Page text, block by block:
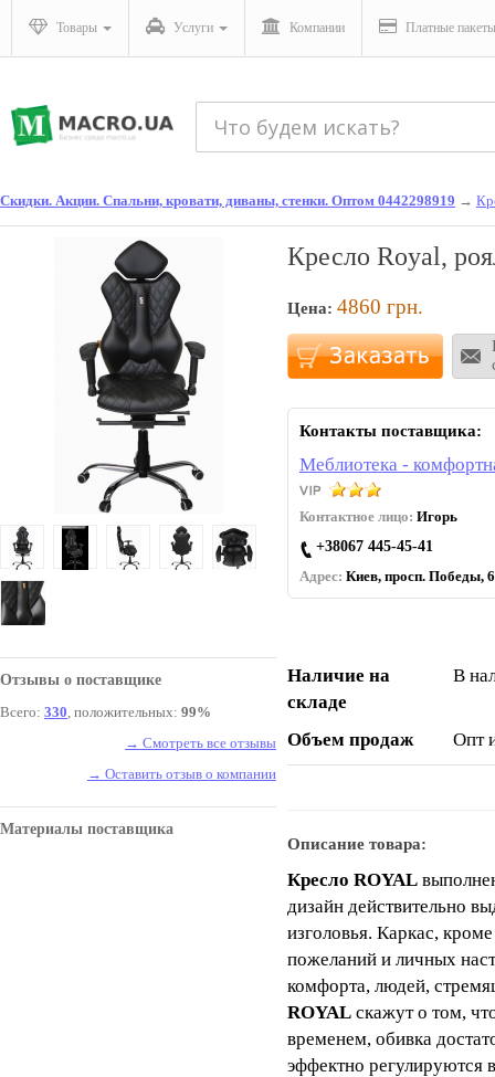
Товары Услуги Компании Платные пакеты
Скидки. Акции. Спальни, кровати, диваны, стенки. Оптом 0442298919 →
Отзывы о поставщике
Всего: 330, положительных: 99%
→ Смотреть все отзывы
→ Оставить отзыв о компании
Материалы поставщика
Кресло Royal,
Цена: 4860 грн.
Контакты поставщика:
Меблиотека -
Контактное лицо: Игорь
+38067 445-45-41
Адрес: Киев, просп. Победы,
Наличие на
складе
В
Объем продаж Опт
Описание товара:
Кресло ROYAL
дизайн действительно
изголовья. Каркас,
пожеланий и личных
комфорта, людей,
ROYAL скажут о том,
временем, обивка
эффектно регулируются